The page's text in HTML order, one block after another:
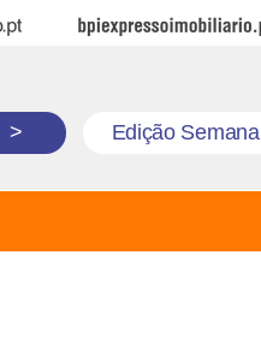
BPI Expresso Imobiliário
> Edição Semanal